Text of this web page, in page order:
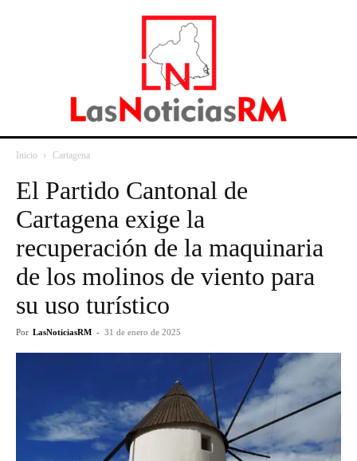
Inicio Cartagena
El Partido Cantonal de
Cartagena exige la
recuperación de la maquinaria
de los molinos de viento para
su uso turístico
Por LasNoticiasRM - 31 de enero de 2025